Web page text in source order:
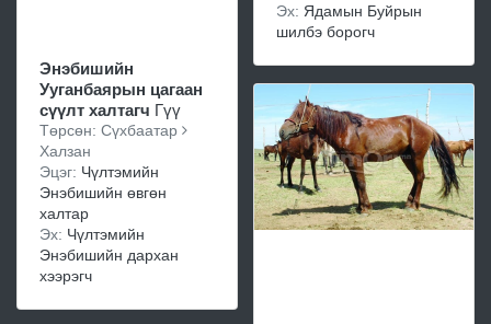
Энэбишийн
Ууганбаярын цагаан
сүүлт халтагч Гүү
Төрсөн: Сүхбаатар
Халзан
Эцэг: Чүлтэмийн
Энэбишийн өвгөн
халтар
Эх: Чүлтэмийн
Энэбишийн дархан
хээрэгч
Эх: Ядамын Буйрын
шилбэ борогч